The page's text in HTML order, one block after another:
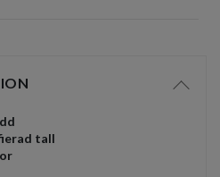
Visa/
tall